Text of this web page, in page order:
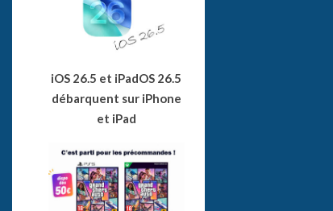
iOS 26.5 et iPadOS 26.5
débarquent sur iPhone
et iPad